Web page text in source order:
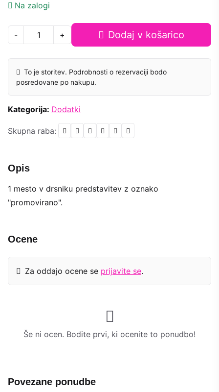
Na zalogi
- + Dodaj v košarico
To je storitev. Podrobnosti o rezervaciji bodo
posredovane po nakupu.
Kategorija: Dodatki
Skupna raba:
Opis
1 mesto v drsniku predstavitev z oznako
"promovirano".
Ocene
Za oddajo ocene se prijavite se.
Še ni ocen. Bodite prvi, ki ocenite to ponudbo!
Povezane ponudbe